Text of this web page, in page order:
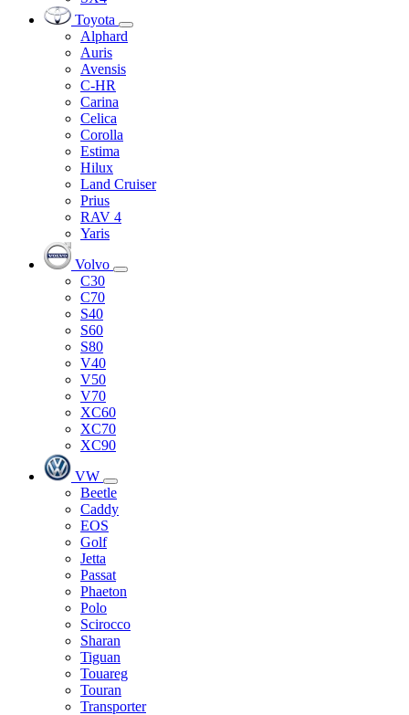
Toyota
Alphard
Auris
Avensis
C-HR
Carina
Celica
Corolla
Estima
Hilux
Land Cruiser
Prius
RAV 4
Yaris
Volvo
C30
C70
S40
S60
S80
V40
V50
V70
XC60
XC70
XC90
VW
Beetle
Caddy
EOS
Golf
Jetta
Passat
Phaeton
Polo
Scirocco
Sharan
Tiguan
Touareg
Touran
Transporter